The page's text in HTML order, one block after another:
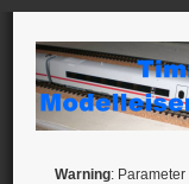
Warning: